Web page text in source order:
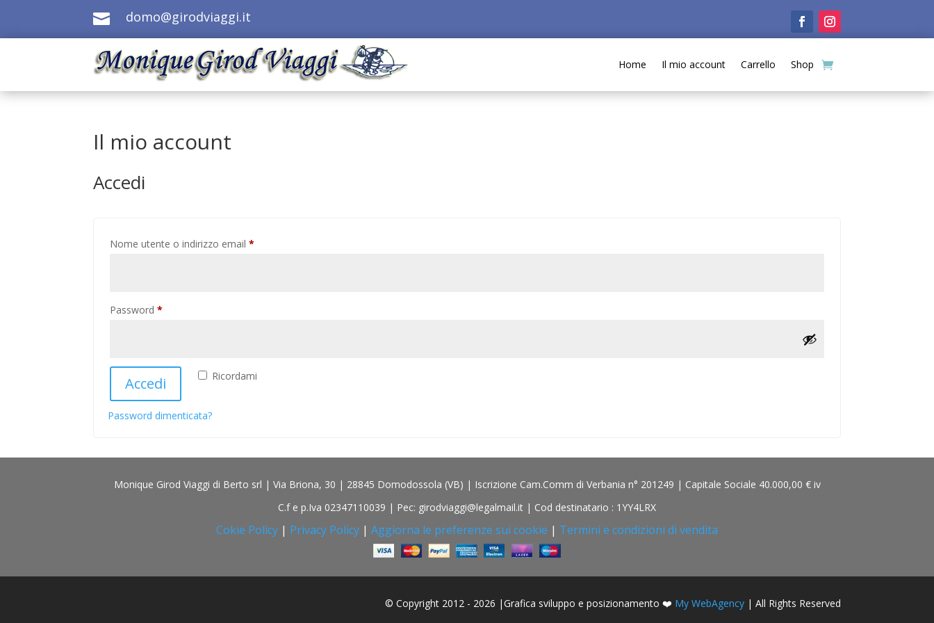
 domo@girodviaggi.it
Home Il mio account Carrello Shop
Il mio account
Accedi
Nome utente o indirizzo email*
Password*
Ricordami
Accedi
Password dimenticata?
Monique Girod Viaggi di Berto srl | Via Briona, 30 | 28845 Domodossola (VB) | Iscrizione Cam.Comm di Verbania n° 201249 | Capitale Sociale 40.000,00 € iv
C.f e p.Iva 02347110039 | Pec: girodviaggi@legalmail.it | Cod destinatario : 1YY4LRX
Cokie Policy | Privacy Policy | Aggiorna le preferenze sui cookie | Termini e condizioni di vendita
© Copyright 2012 - 2026 |Grafica sviluppo e posizionamento ❤️ My WebAgency| All Rights Reserved